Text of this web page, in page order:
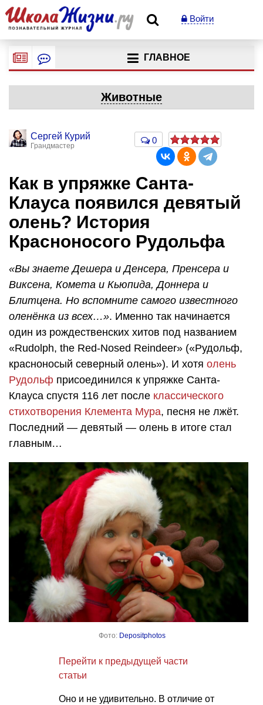
Войти
ГЛАВНОЕ
Животные
Сергей Курий
Грандмастер
0
Как в упряжке Санта-
Клауса появился девятый
олень? История
Красноносого Рудольфа
«Вы знаете Дешера и Денсера, Пренсера и
Виксена, Комета и Кьюпида, Доннера и
Блитцена. Но вспомните самого известного
оленёнка из всех…». Именно так начинается
один из рождественских хитов под названием
«Rudolph, the Red-Nosed Reindeer» («Рудольф,
красноносый северный олень»). И хотя олень
Рудольф присоединился к упряжке Санта-
Клауса спустя 116 лет после классического
стихотворения Клемента Мура, песня не лжёт.
Последний — девятый — олень в итоге стал
главным…
Фото: Depositphotos
Перейти к предыдущей части
статьи
Оно и не удивительно. В отличие от